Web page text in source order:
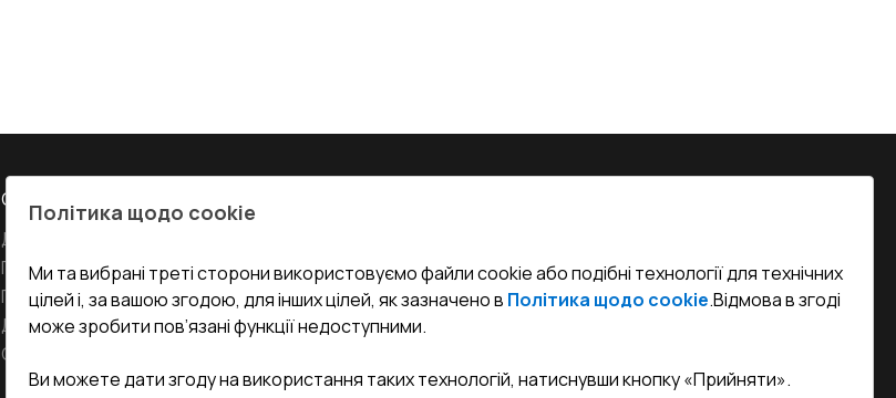
СЕРВІС ТА ОБЛУГОВУВАННЯ:
Доставка і Оплата
Гарантія та Сервіс
Повернення товару
Договір публічної оферти
Співпраця з нами
undefined(undefined)
i.mgr3@korsa.ua
Політика щодо cookie
Ми та вибрані треті сторони використовуємо файли cookie або подібні технології для технічних
цілей і, за вашою згодою, для інших цілей, як зазначено в Політика щодо cookie.Відмова в згоді
може зробити пов’язані функції недоступними.
Ви можете дати згоду на використання таких технологій, натиснувши кнопку «Прийняти».